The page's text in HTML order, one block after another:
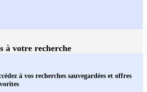
à votre recherche
à vos recherches sauvegardées et offres